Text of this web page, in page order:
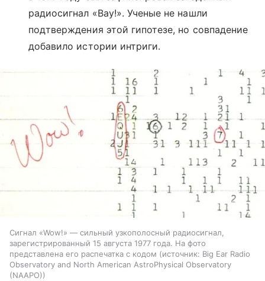
радиосигнал «Вау!». Ученые не нашли
подтверждения этой гипотезе, но совпадение
добавило истории интриги.
Сигнал «Wow!» — сильный узкополосный радиосигнал,
зарегистрированный 15 августа 1977 года. На фото
представлена его распечатка с кодом
источник: Big Ear Radio
Observatory and North American AstroPhysical Observatory
(NAAPO)